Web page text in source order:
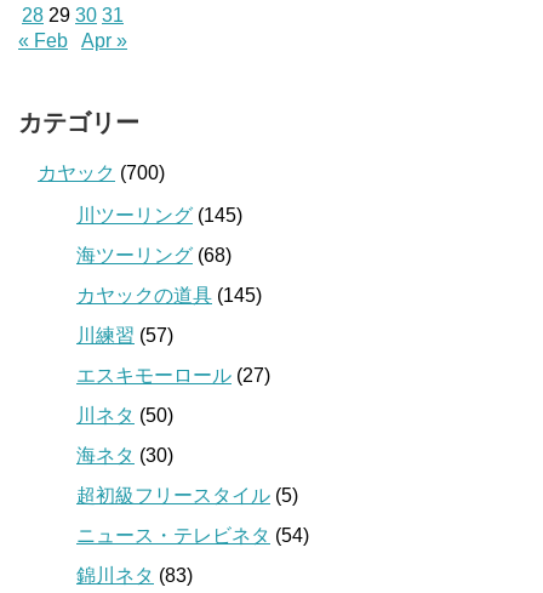
28 29 30 31
« Feb
Apr »
カテゴリー
カヤック (700)
川ツーリング (145)
海ツーリング (68)
カヤックの道具 (145)
川練習 (57)
エスキモーロール (27)
川ネタ (50)
海ネタ (30)
超初級フリースタイル (5)
ニュース・テレビネタ (54)
錦川ネタ (83)